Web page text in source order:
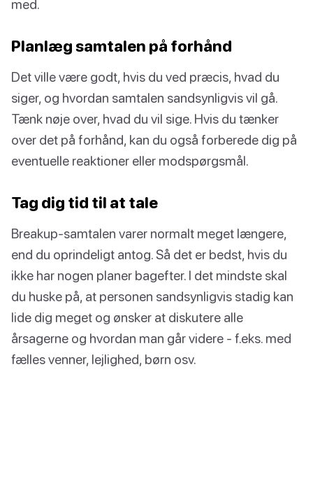
med.
Planlæg samtalen på forhånd
Det ville være godt, hvis du ved præcis, hvad du
siger, og hvordan samtalen sandsynligvis vil gå.
Tænk nøje over, hvad du vil sige. Hvis du tænker
over det på forhånd, kan du også forberede dig på
eventuelle reaktioner eller modspørgsmål.
Tag dig tid til at tale
Breakup-samtalen varer normalt meget længere,
end du oprindeligt antog. Så det er bedst, hvis du
ikke har nogen planer bagefter. I det mindste skal
du huske på, at personen sandsynligvis stadig kan
lide dig meget og ønsker at diskutere alle
årsagerne og hvordan man går videre - f.eks. med
fælles venner, lejlighed, børn osv.